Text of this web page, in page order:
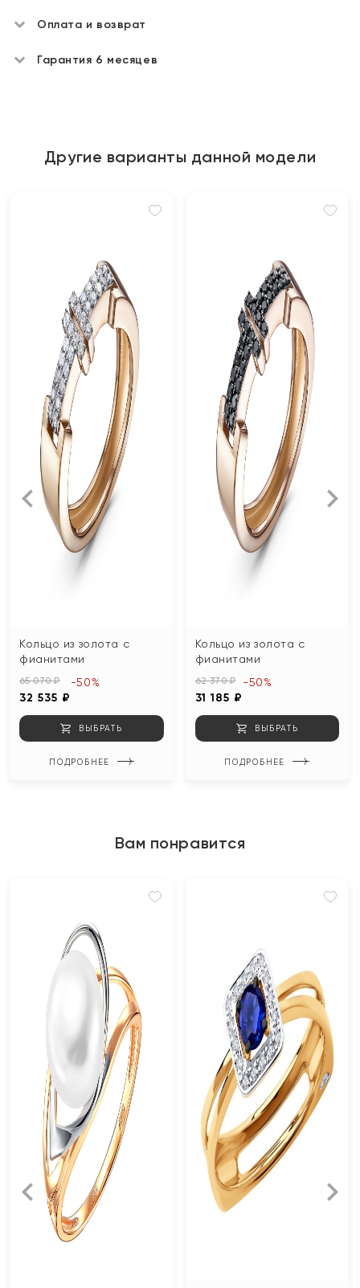
Оплата и возврат
Гарантия 6 месяцев
Другие варианты данной модели
Кольцо из золота с
фианитами
65 070 ₽
32 535 ₽
-50%
ВЫБРАТЬ
ПОДРОБНЕЕ
Кольцо из золота с
фианитами
62 370 ₽
31 185 ₽
-50%
ВЫБРАТЬ
ПОДРОБНЕЕ
Вам понравится